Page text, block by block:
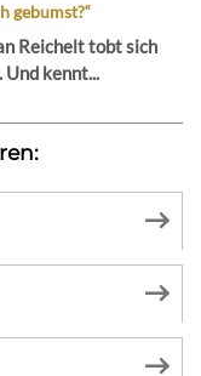
gebumst?“
Reichelt tobt sich
kennt...